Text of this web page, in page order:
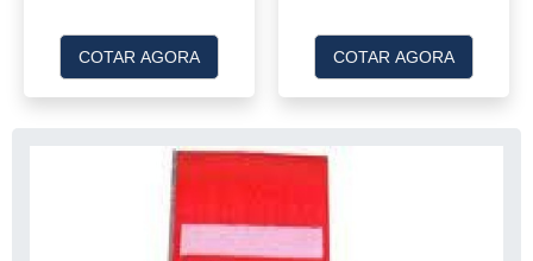
COTAR AGORA COTAR AGORA